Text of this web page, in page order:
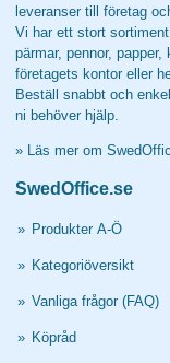
leveranser till företag
Vi har ett stort
pärmar, pennor,
företagets kontor eller
Beställ snabbt och
ni behöver hjälp.
» Läs mer om
SwedOffice.se
» Produkter A-Ö
» Kategoriöversikt
» Vanliga frågor (FAQ)
» Köpråd